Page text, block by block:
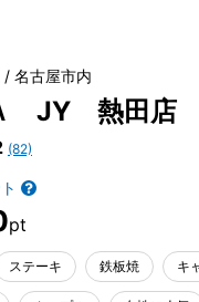
名古屋市内
JY 熱田店
(82)
ステーキ 鉄板焼 キ